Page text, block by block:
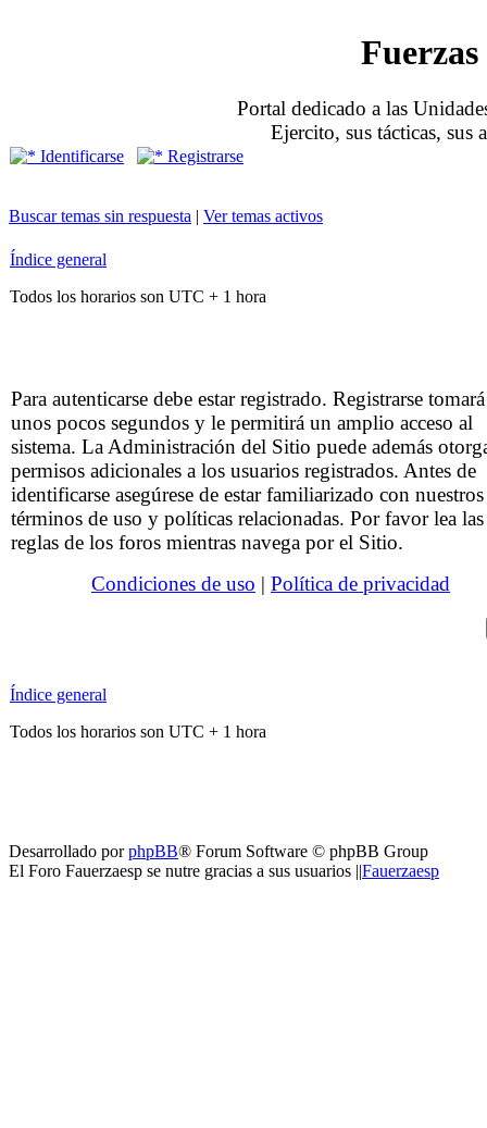
Portal dedicado a las
Ejercito, sus tácticas, sus
Identificarse Registrarse
Buscar temas sin respuesta | Ver temas activos
Índice general
Todos los horarios son UTC + 1 hora
Para autenticarse debe estar registrado. Registrarse
unos pocos segundos y le permitirá un amplio acceso al
sistema. La Administración del Sitio puede además
permisos adicionales a los usuarios registrados. Antes de
identificarse asegúrese de estar familiarizado con nuestros
términos de uso y políticas relacionadas. Por favor lea las
reglas de los foros mientras navega por el Sitio.
Condiciones de uso | Política de privacidad
Índice general
Todos los horarios son UTC + 1 hora
Desarrollado porphpBB® Forum Software © phpBB Group
El Foro Fauerzaesp se nutre gracias a sus usuarios ||Fauerzaesp